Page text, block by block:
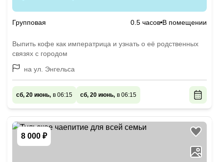
Групповая 0.5 часов В помещении
Выпить кофе как императрица и узнать о её родственных
связях с городом
на ул. Энгельса
сб, 20 июнь, в 06:15 сб, 20 июнь, в 06:15
8 000 ₽